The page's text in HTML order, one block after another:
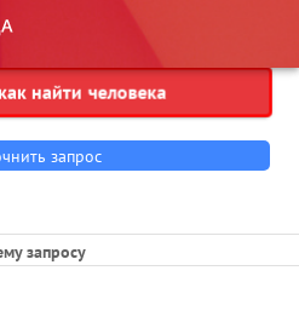
найти человека
запрос
запросу